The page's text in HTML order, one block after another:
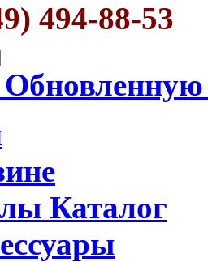
494-88-53
Каталог